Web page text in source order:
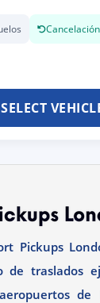
SELECT
Pickups
de traslados
de